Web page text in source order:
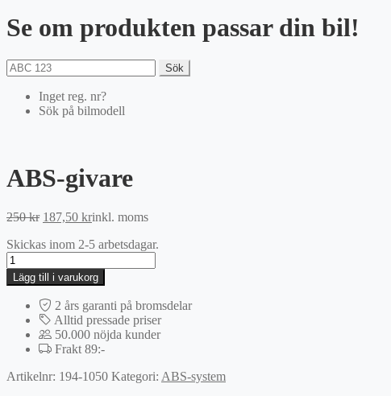
Se om produkten passar din bil!
Sök
Inget reg. nr?
Sök på bilmodell
ABS-givare
250kr Det
priset
250 kr.
187,50 krDet
priset
187,50 kr.
inkl. moms
Skickas inom 2-5 arbetsdagar.
ABS-
givare
mängd
Lägg till i varukorg
2 års garanti på bromsdelar
Alltid pressade priser
50.000 nöjda kunder
Frakt 89:-
Artikelnr: 194-1050 Kategori: ABS-system